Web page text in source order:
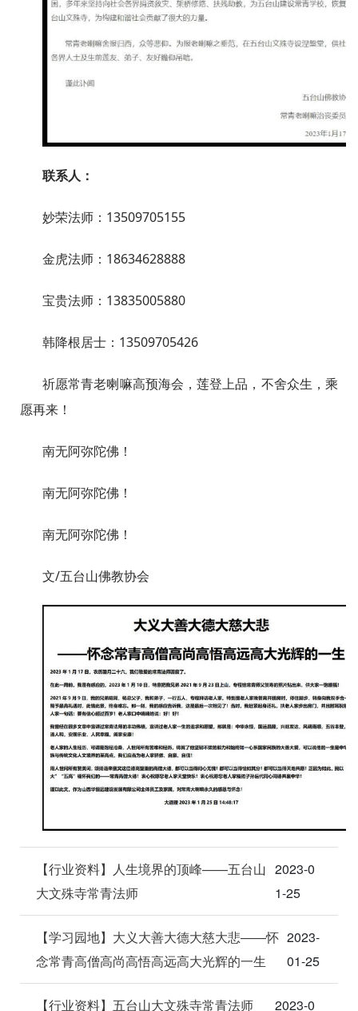
联系人：
妙荣法师：13509705155
金虎法师：18634628888
宝贵法师：13835005880
韩降根居士：13509705426
祈愿常青老喇嘛高预海会，莲登上品，不舍众生，乘
愿再来！
南无阿弥陀佛！
南无阿弥陀佛！
南无阿弥陀佛！
文/五台山佛教协会
【行业资料】人生境界的顶峰——五台山
大文殊寺常青法师
2023-0
1-25
【学习园地】大义大善大德大慈大悲——怀
念常青高僧高尚高悟高远高大光辉的一生
2023-
01-25
【行业资料】五台山大文殊寺常青法师
2023-0